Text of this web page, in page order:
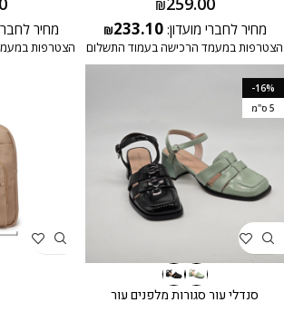
₪
מחיר לחברי מועדון: ₪233.10
הצטרפות במעמד הרכישה בעמוד התשלום
מחיר
הצטרפות
-16%
5 ס"מ
סנדלי עור סגורות מלפנים עור